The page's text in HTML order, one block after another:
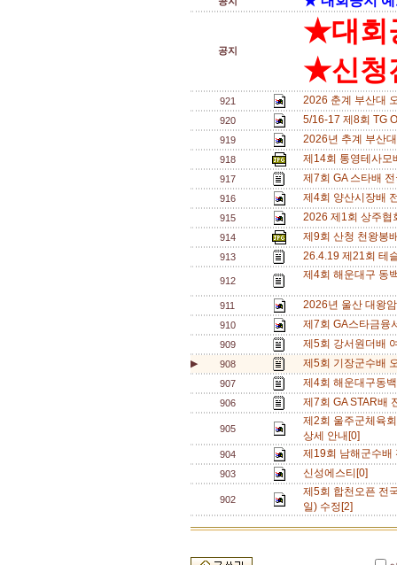
공지
★대회
★신청
921 2026 춘계 부산대
920 5/16-17 제8회 TG
919 2026년 추계 부산
918 제14회 통영테사
917 제7회 GA 스타배
916 제4회 양산시장배
915 2026 제1회 상주
914 제9회 산청 천왕봉
913 26.4.19 제21회 테
912 제4회 해운대구 동
911 2026년 울산 대왕
910 제7회 GA스타금융
909 제5회 강서원더배
▶ 908 제5회 기장군수배
907 제4회 해운대구동
906 제7회 GA STAR배
905
제2회 울주군체육
상세 안내[0]
904 제19회 남해군수
903 신성에스티[0]
902
제5회 합천오픈 전
일) 수정[2]